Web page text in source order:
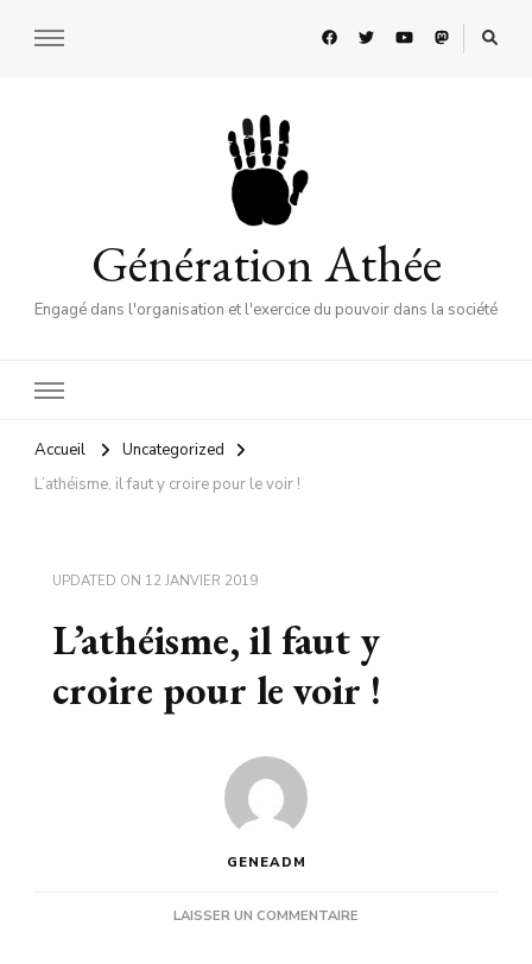
Génération Athée
Engagé dans l'organisation et l'exercice du pouvoir dans la société
Accueil
Uncategorized
L’athéisme, il faut y croire pour le voir !
UPDATED ON 12 JANVIER 2019
L’athéisme, il faut y
croire pour le voir !
GENEADM
LAISSER UN COMMENTAIRE